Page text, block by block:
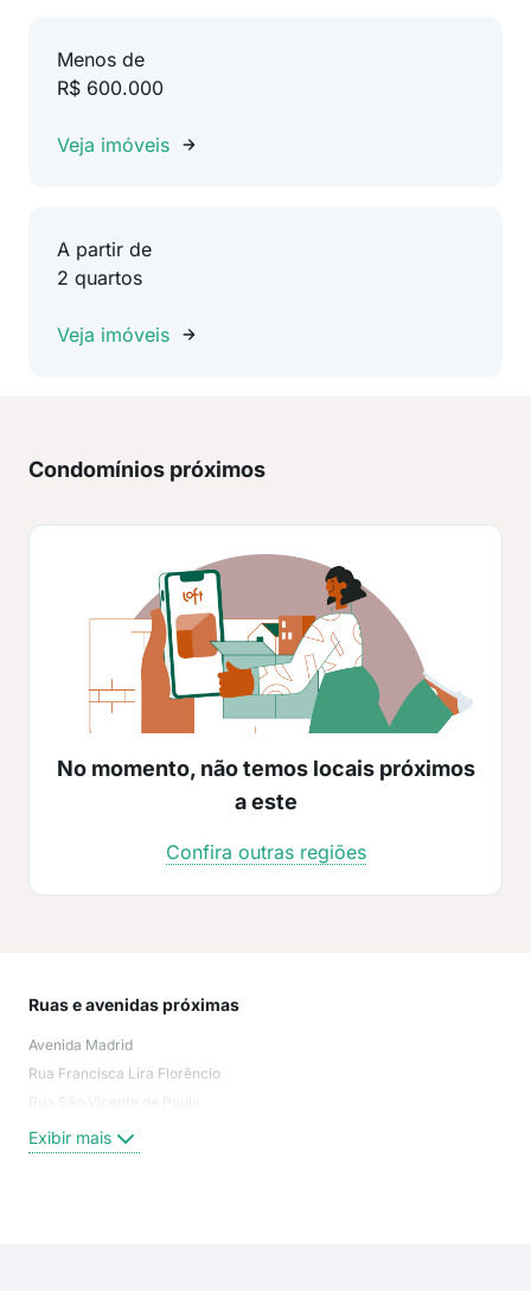
Menos de
R$ 600.000
Veja imóveis
A partir de
2 quartos
Veja imóveis
Condomínios próximos
No momento, não temos locais próximos
a este
Confira outras regiões
Ruas e avenidas próximas
Avenida Madrid
Rua Francisca Lira Florêncio
Rua São Vicente de Paula
Exibir mais